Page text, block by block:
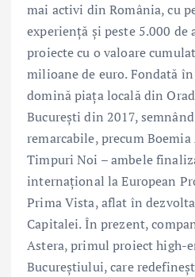
mai activi din România, cu
experiență și peste 5.000
proiecte cu o valoare
milioane de euro. Fondată
domină piața locală din
București din 2017,
remarcabile, precum
Timpuri Noi – ambele
internațional la European
Prima Vista, aflat în
Capitalei. În prezent,
Astera, primul proiect high-
Bucureștiului, care